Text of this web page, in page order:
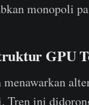
monopoli
GPU
Tren ini